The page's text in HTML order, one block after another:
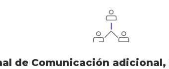
de Comunicación adicional,